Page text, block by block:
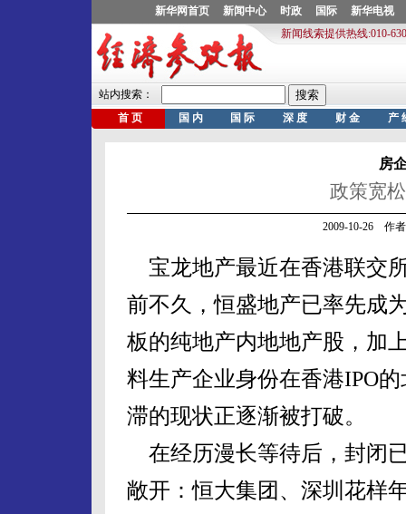
房
政策宽
2009-10-26 作
宝龙地产最近在香港联交
前不久，恒盛地产已率先成
板的纯地产内地地产股，加
料生产企业身份在香港IPO
滞的现状正逐渐被打破。
在经历漫长等待后，封闭
敞开：恒大集团、深圳花样